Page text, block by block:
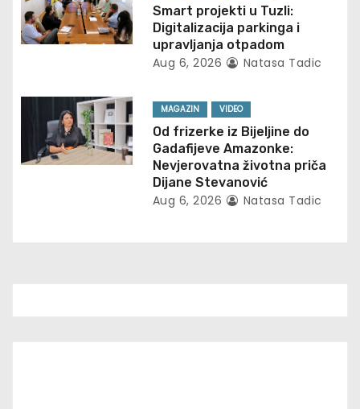
o
n
Smart projekti u Tuzli:
Digitalizacija parkinga i
upravljanja otpadom
Aug 6, 2026 Natasa Tadic
MAGAZIN VIDEO
Od frizerke iz Bijeljine do
Gadafijeve Amazonke:
Nevjerovatna životna priča
Dijane Stevanović
Aug 6, 2026 Natasa Tadic